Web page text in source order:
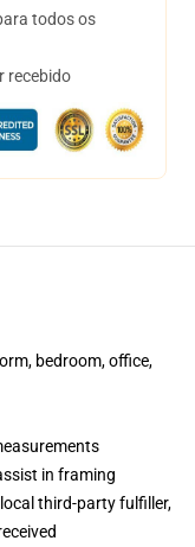
todos os
recebido
bedroom, office,
in framing
third-party fulfiller,